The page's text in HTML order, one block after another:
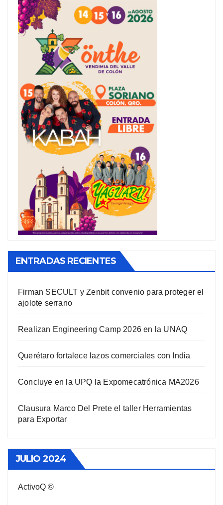
ENTRADAS RECIENTES
Firman SECULT y Zenbit convenio para proteger el
ajolote serrano
Realizan Engineering Camp 2026 en la UNAQ
Querétaro fortalece lazos comerciales con India
Concluye en la UPQ la Expomecatrónica MA2026
Clausura Marco Del Prete el taller Herramientas
para Exportar
JULIO 2024
ActivoQ ©